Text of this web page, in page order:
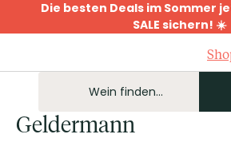
Die besten Deals im Sommer
SALE sichern! ☀️
Geldermann